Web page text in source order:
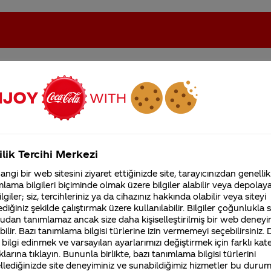
Cola'nın Filistin'de fabr...
sorular
Sürdürülebilirlik Marka
Coca-Cola bağımlılık yapıyor mu?
Günümüzde bağımlılık terimi yiyecek ve içeceklerle ilişkili
Kurumsal
4355 Soru
Coca-Cola Şirketi
merak ettikleriniz.
Fabrikalarımız,
sertifikalarımız, faaliyet
gösterdiğimiz ülkeler,
tarihçemiz ve daha
Tercihi Merkezi
bir web sitesini ziyaret ettiğinizde site, tarayıcınızdan
bilgileri biçiminde olmak üzere bilgiler alabilir veya
siz, tercihleriniz ya da cihazınız hakkında olabilir veya siteyi
şekilde çalıştırmak üzere kullanılabilir. Bilgiler çoğunlukla
tanımlamaz ancak size daha kişiselleştirilmiş bir web
Bazı tanımlama bilgisi türlerine izin vermemeyi seçebilirsiniz.
edinmek ve varsayılan ayarlarımızı değiştirmek için farklı
tıklayın. Bununla birlikte, bazı tanımlama bilgisi türlerini
site deneyiminiz ve sunabildiğimiz hizmetler bu